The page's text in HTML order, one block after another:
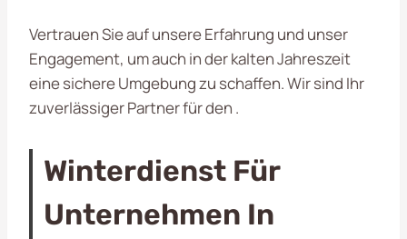
Vertrauen Sie auf unsere Erfahrung und unser
Engagement, um auch in der kalten Jahreszeit
eine sichere Umgebung zu schaffen. Wir sind Ihr
zuverlässiger Partner für den .
Winterdienst Für
Unternehmen In